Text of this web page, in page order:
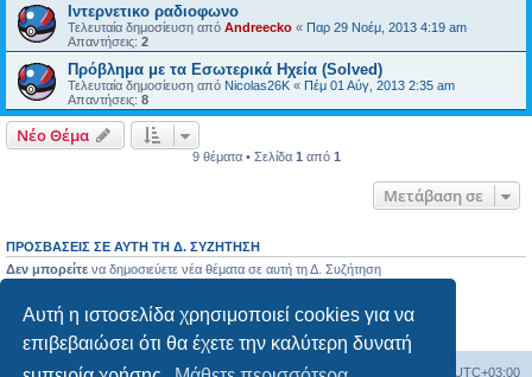
Αυτή η ιστοσελίδα χρησιμοποιεί cookies για να
επιβεβαιώσει ότι θα έχετε την καλύτερη δυνατή
Ιντερνετικο ραδιοφωνο
Τελευταία δημοσίευση από Andreecko « Παρ 29 Νοέμ, 2013 4:19 am
Απαντήσεις: 2
Πρόβλημα με τα Εσωτερικά Ηχεία (Solved)
Τελευταία δημοσίευση από Nicolas26K « Πέμ 01 Αύγ, 2013 2:35 am
Απαντήσεις: 8
Νέο Θέμα
9 θέματα • Σελίδα 1 από 1
Μετάβαση σε
ΠΡΟΣΒΆΣΕΙΣ ΣΕ ΑΥΤΉ ΤΗ Δ. ΣΥΖΉΤΗΣΗ
Δεν μπορείτε να δημοσιεύετε νέα θέματα σε αυτή τη Δ. Συζήτηση
Δεν μπορείτενα διαγράφετε τις δημοσιεύσεις σας σε αυτή τη Δ. Συζήτηση
Δεν μπορείτε
να επισυνάπτετε αρχεία σε αυτή τη Δ. Συζήτηση
Ευρετήριο Δ. Συζήτησης Όλοι οι χρόνοι είναι UTC+03:00